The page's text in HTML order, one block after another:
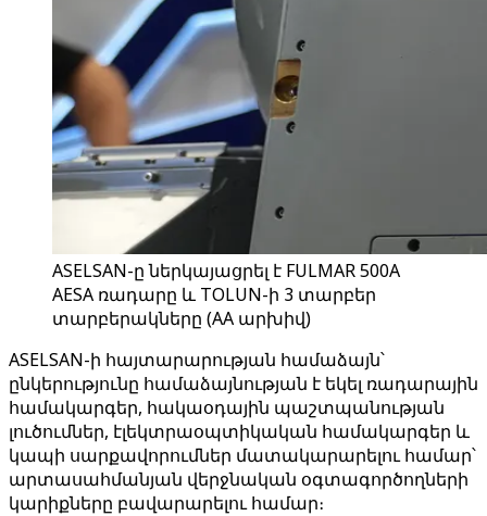
ASELSAN-ը ներկայացրել է FULMAR 500A
AESA ռադարը և TOLUN-ի 3 տարբեր
տարբերակները (AA արխիվ)
ASELSAN-ի հայտարարության համաձայն՝
ընկերությունը համաձայնության է եկել ռադարային
համակարգեր, հակաօդային պաշտպանության
լուծումներ, էլեկտրաօպտիկական համակարգեր և
կապի սարքավորումներ մատակարարելու համար՝
արտասահմանյան վերջնական օգտագործողների
կարիքները բավարարելու համար։